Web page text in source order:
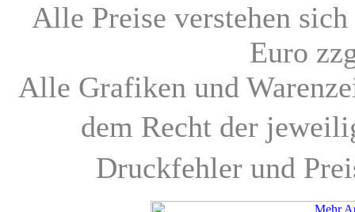
Alle Preise verstehen
Euro
Alle Grafiken und
dem Recht der
Druckfehler und